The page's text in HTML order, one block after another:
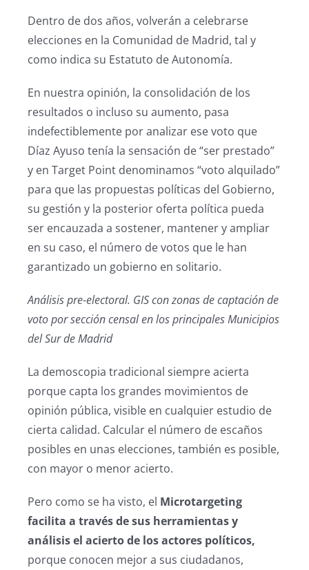
Dentro de dos años, volverán a celebrarse
elecciones en la Comunidad de Madrid, tal y
como indica su Estatuto de Autonomía.
En nuestra opinión, la consolidación de los
resultados o incluso su aumento, pasa
indefectiblemente por analizar ese voto que
Díaz Ayuso tenía la sensación de “ser prestado”
y en Target Point denominamos “voto alquilado”
para que las propuestas políticas del Gobierno,
su gestión y la posterior oferta política pueda
ser encauzada a sostener, mantener y ampliar
en su caso, el número de votos que le han
garantizado un gobierno en solitario.
Análisis pre-electoral. GIS con zonas de captación de
voto por sección censal en los principales Municipios
del Sur de Madrid
La demoscopia tradicional siempre acierta
porque capta los grandes movimientos de
opinión pública, visible en cualquier estudio de
cierta calidad. Calcular el número de escaños
posibles en unas elecciones, también es posible,
con mayor o menor acierto.
Pero como se ha visto, el Microtargeting
facilita a través de sus herramientas y
análisis el acierto de los actores políticos,
porque conocen mejor a sus ciudadanos,